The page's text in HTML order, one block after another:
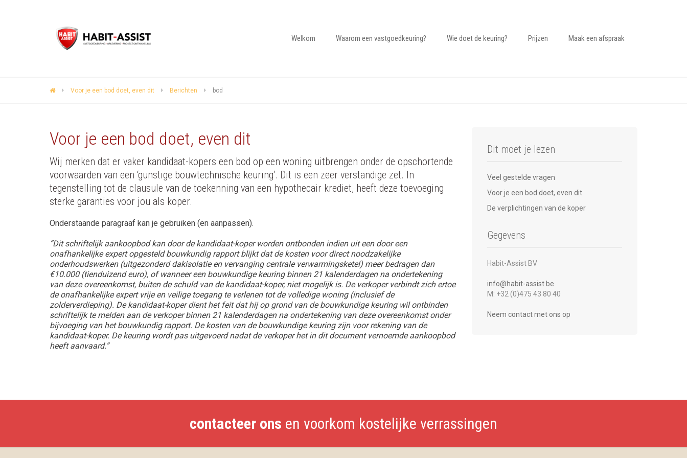
Welkom Waarom een vastgoedkeuring? Wie doet de keuring? Prijzen Maak een afspraak
Voor je een bod doet, even dit Berichten bod
Voor je een bod doet, even dit
Wij merken dat er vaker kandidaat-kopers een bod op een woning uitbrengen onder de opschortende
voorwaarden van een ‘gunstige bouwtechnische keuring‘. Dit is een zeer verstandige zet. In
tegenstelling tot de clausule van de toekenning van een hypothecair krediet, heeft deze toevoeging
sterke garanties voor jou als koper.
Onderstaande paragraaf kan je gebruiken (en aanpassen).
“Dit schriftelijk aankoopbod kan door de kandidaat-koper worden ontbonden indien uit een door een
onafhankelijke expert opgesteld bouwkundig rapport blijkt dat de kosten voor direct noodzakelijke
onderhoudswerken (uitgezonderd dakisolatie en vervanging centrale verwarmingsketel) meer bedragen dan
€10.000 (tienduizend euro), of wanneer een bouwkundige keuring binnen 21 kalenderdagen na ondertekening
van deze overeenkomst, buiten de schuld van de kandidaat-koper, niet mogelijk is. De verkoper verbindt zich ertoe
de onafhankelijke expert vrije en veilige toegang te verlenen tot de volledige woning (inclusief de
zolderverdieping). De kandidaat-koper dient het feit dat hij op grond van de bouwkundige keuring wil ontbinden
schriftelijk te melden aan de verkoper binnen 21 kalenderdagen na ondertekening van deze overeenkomst onder
bijvoeging van het bouwkundig rapport. De kosten van de bouwkundige keuring zijn voor rekening van de
kandidaat-koper. De keuring wordt pas uitgevoerd nadat de verkoper het in dit document vernoemde aankoopbod
heeft aanvaard.”
Dit moet je lezen
Veel gestelde vragen
Voor je een bod doet, even dit
De verplichtingen van de koper
Gegevens
Habit-Assist BV
info@habit-assist.be
M: +32 (0)475 43 80 40
Neem contact met ons op
contacteer ons en voorkom kostelijke verrassingen